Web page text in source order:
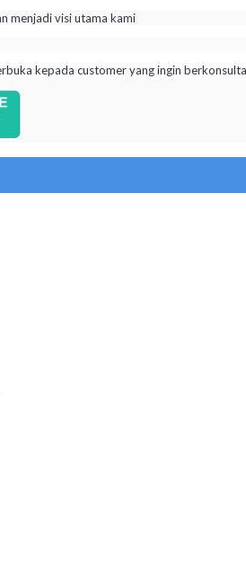
menjadi visi utama kami
kepada customer yang ingin